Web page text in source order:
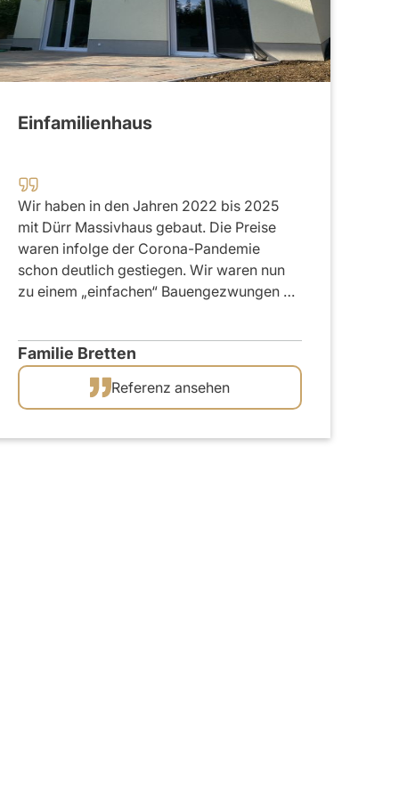
Einfamilienhaus
Wir haben in den Jahren 2022 bis 2025
mit Dürr Massivhaus gebaut. Die Preise
waren infolge der Corona-Pandemie
schon deutlich gestiegen. Wir waren nun
zu einem „einfachen“ Bauengezwungen …
Familie Bretten
Referenz ansehen